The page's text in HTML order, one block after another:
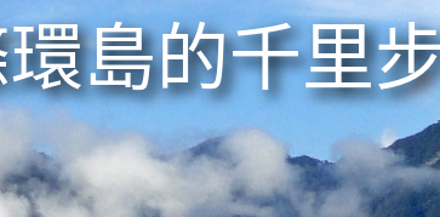
島的千里